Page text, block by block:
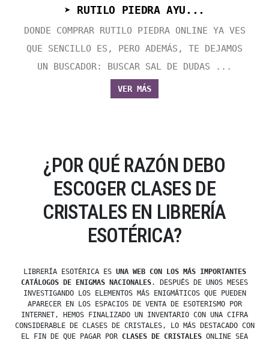
➤ RUTILO PIEDRA AYU...
DONDE COMPRAR RUTILO PIEDRA ONLINE YA VES
QUE SENCILLO ES, PERO ADEMÁS, TE DEJAMOS
UN BUSCADOR: BUSCAR SAL DE DUDAS ...
VER MÁS
¿POR QUÉ RAZÓN DEBO
ESCOGER CLASES DE
CRISTALES EN LIBRERÍA
ESOTÉRICA?
LIBRERÍA ESOTÉRICA ES UNA WEB CON LOS MÁS IMPORTANTES
CATÁLOGOS DE ENIGMAS NACIONALES. DESPUÉS DE UNOS MESES
INVESTIGANDO LOS ELEMENTOS MÁS ENIGMÁTICOS QUE PUEDEN
APARECER EN LOS ESPACIOS DE VENTA DE ESOTERISMO POR
INTERNET, HEMOS FINALIZADO UN INVENTARIO CON UNA CIFRA
CONSIDERABLE DE CLASES DE CRISTALES, LO MÁS DESTACADO CON
EL FIN DE QUE PAGAR POR CLASES DE CRISTALES ONLINE SEA